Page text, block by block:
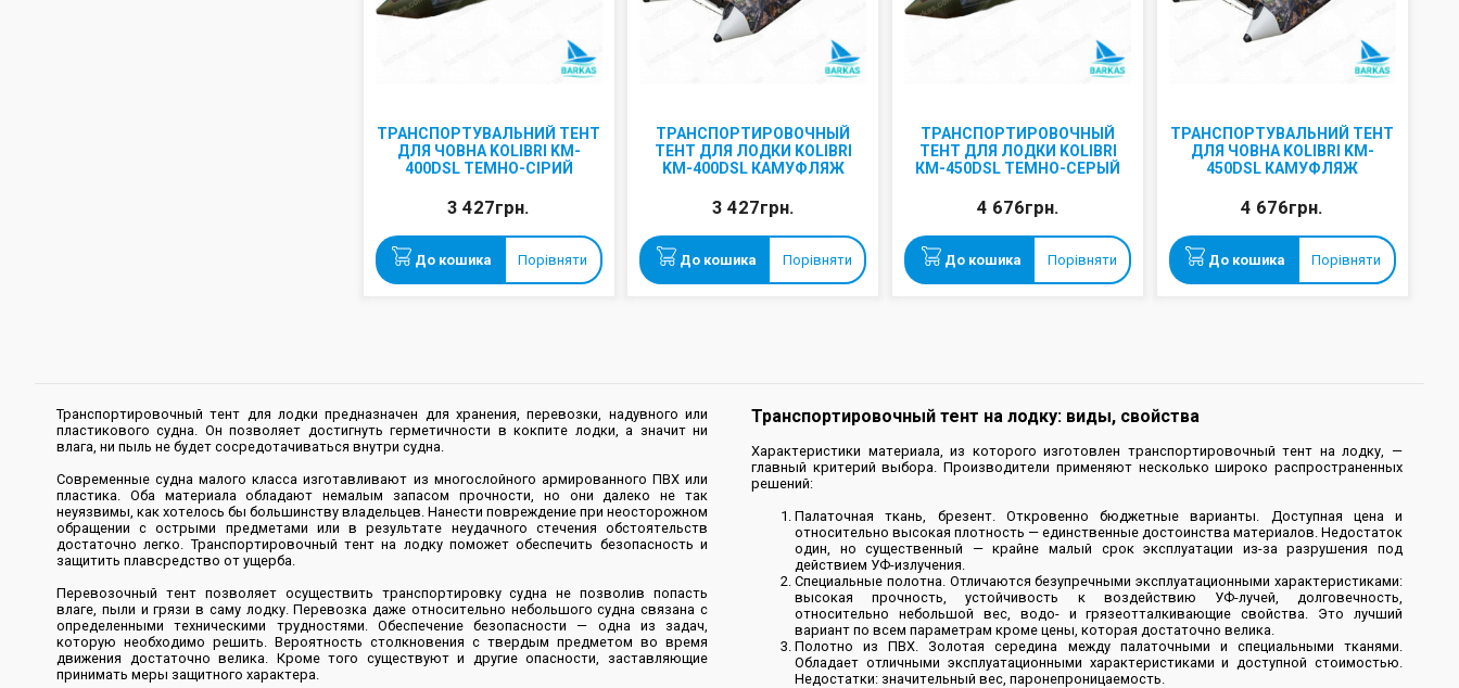
ТРАНСПОРТУВАЛЬНИЙ ТЕНТ
ДЛЯ ЧОВНА KOLIBRI KM-
400DSL ТЕМНО-СІРИЙ
3 427грн.
До кошика Порівняти
ТРАНСПОРТИРОВОЧНЫЙ
ТЕНТ ДЛЯ ЛОДКИ KOLIBRI
KM-400DSL КАМУФЛЯЖ
3 427грн.
До кошика Порівняти
ТРАНСПОРТИРОВОЧНЫЙ
ТЕНТ ДЛЯ ЛОДКИ KOLIBRI
КМ-450DSL ТЕМНО-СЕРЫЙ
4 676грн.
До кошика Порівняти
ТРАНСПОРТУВАЛЬНИЙ ТЕНТ
ДЛЯ ЧОВНА KOLIBRI KM-
450DSL КАМУФЛЯЖ
4 676грн.
До кошика Порівняти
Транспортировочный тент для лодки предназначен для хранения, перевозки, надувного или
пластикового судна. Он позволяет достигнуть герметичности в кокпите лодки, а значит ни
влага, ни пыль не будет сосредотачиваться внутри судна.
Современные судна малого класса изготавливают из многослойного армированного ПВХ или
пластика. Оба материала обладают немалым запасом прочности, но они далеко не так
неуязвимы, как хотелось бы большинству владельцев. Нанести повреждение при неосторожном
обращении с острыми предметами или в результате неудачного стечения обстоятельств
достаточно легко. Транспортировочный тент на лодку поможет обеспечить безопасность и
защитить плавсредство от ущерба.
Перевозочный тент позволяет осуществить транспортировку судна не позволив попасть
влаге, пыли и грязи в саму лодку. Перевозка даже относительно небольшого судна связана с
определенными техническими трудностями. Обеспечение безопасности — одна из задач,
которую необходимо решить. Вероятность столкновения с твердым предметом во время
движения достаточно велика. Кроме того существуют и другие опасности, заставляющие
принимать меры защитного характера.
Транспортировочный тент на лодку: виды, свойства
Характеристики материала, из которого изготовлен транспортировочный тент на лодку, —
главный критерий выбора. Производители применяют несколько широко распространенных
решений:
Палаточная ткань, брезент. Откровенно бюджетные варианты. Доступная цена и
относительно высокая плотность — единственные достоинства материалов. Недостаток
один, но существенный — крайне малый срок эксплуатации из-за разрушения под
действием УФ-излучения.
Специальные полотна. Отличаются безупречными эксплуатационными характеристиками:
высокая прочность, устойчивость к воздействию УФ-лучей, долговечность,
относительно небольшой вес, водо- и грязеотталкивающие свойства. Это лучший
вариант по всем параметрам кроме цены, которая достаточно велика.
Полотно из ПВХ. Золотая середина между палаточными и специальными тканями.
Обладает отличными эксплуатационными характеристиками и доступной стоимостью.
Недостатки: значительный вес, паронепроницаемость.